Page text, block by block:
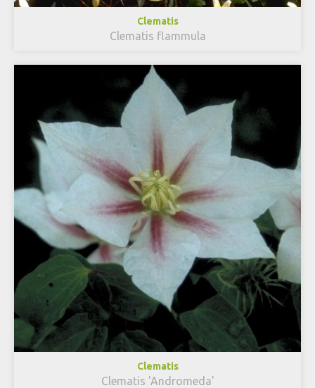
Clematis
Clematis flammula
Clematis
Clematis 'Andromeda'